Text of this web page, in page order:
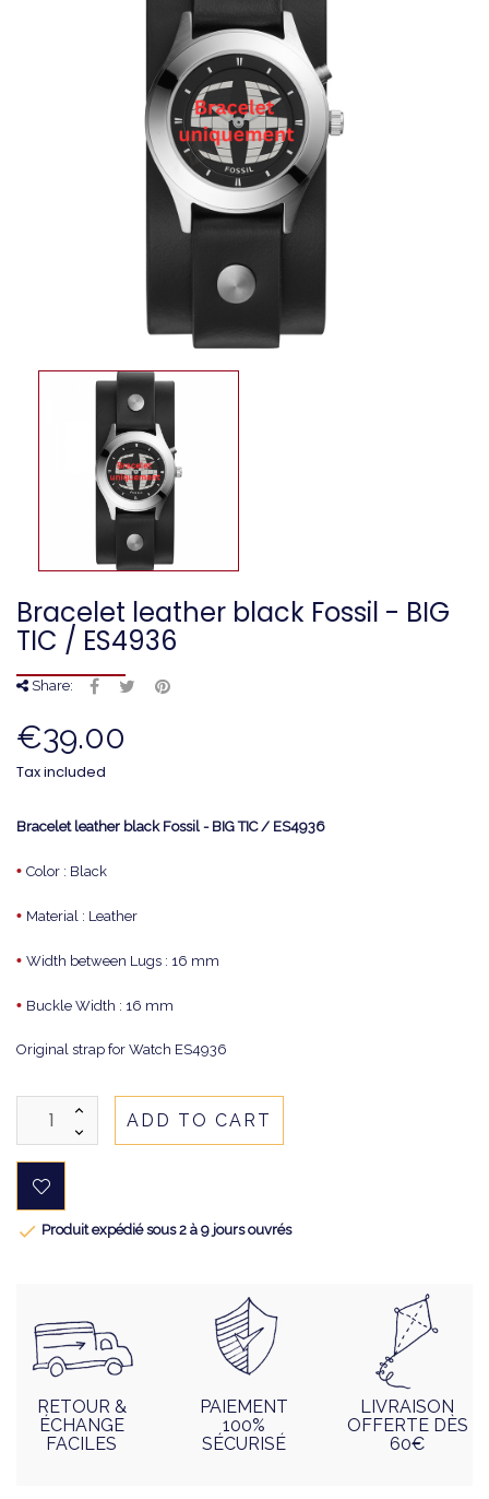
Bracelet leather black Fossil - BIG
TIC / ES4936
Share:
€39.00
Tax included
Bracelet leather black Fossil - BIG TIC / ES4936
• Color : Black
• Material : Leather
• Width between Lugs : 16 mm
• Buckle Width : 16 mm
Original strap for Watch ES4936
ADD TO CART
 Produit expédié sous 2 à 9 jours ouvrés
RETOUR &
ÉCHANGE
FACILES
PAIEMENT
100%
SÉCURISÉ
LIVRAISON
OFFERTE DÈS
60€